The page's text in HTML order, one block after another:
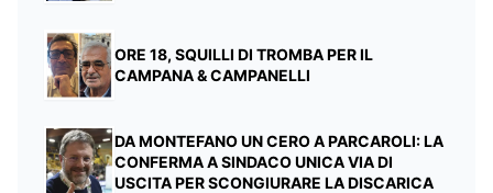
ORE 18, SQUILLI DI TROMBA PER IL
CAMPANA & CAMPANELLI
DA MONTEFANO UN CERO A PARCAROLI: LA
CONFERMA A SINDACO UNICA VIA DI
USCITA PER SCONGIURARE LA DISCARICA